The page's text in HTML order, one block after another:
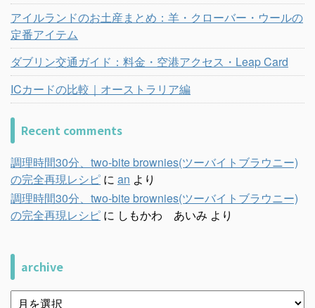
アイルランドのお土産まとめ：羊・クローバー・ウールの
定番アイテム
ダブリン交通ガイド：料金・空港アクセス・Leap Card
ICカードの比較｜オーストラリア編
Recent comments
調理時間30分、two-bite brownies(ツーバイトブラウニー)
の完全再現レシピ に an より
調理時間30分、two-bite brownies(ツーバイトブラウニー)
の完全再現レシピ に しもかわ あいみ より
archive